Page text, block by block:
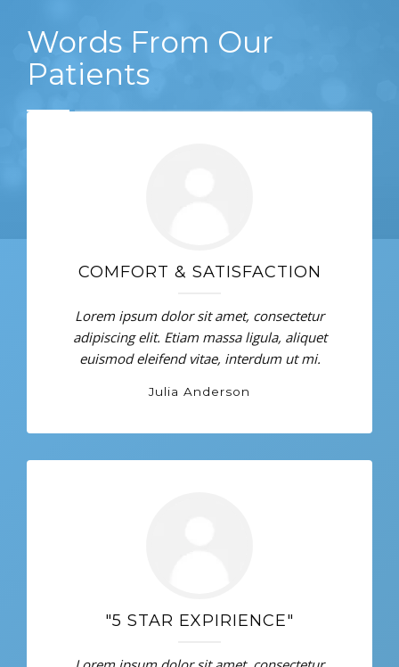
Words From Our
Patients
COMFORT & SATISFACTION
Lorem ipsum dolor sit amet, consectetur
adipiscing elit. Etiam massa ligula, aliquet
euismod eleifend vitae, interdum ut mi.
Julia Anderson
"5 STAR EXPIRIENCE"